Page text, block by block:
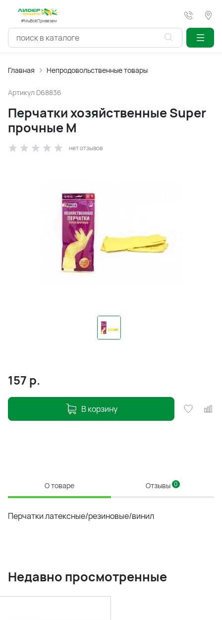
#МыВсёПривезем
Главная Непродовольственные товары
Артикул D68836
Перчатки хозяйственные Super
прочные M
нет отзывов
157 р.
В корзину
О товаре Отзывы 0
Перчатки латексные/резиновые/винил
Недавно просмотренные